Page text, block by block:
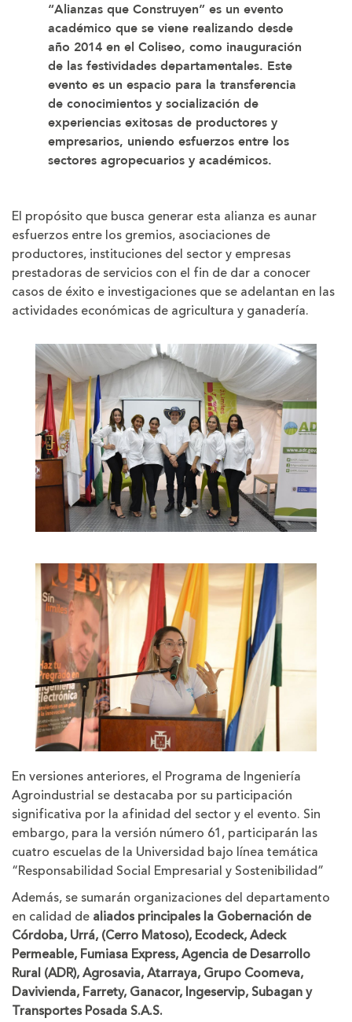
“Alianzas que Construyen” es un evento
académico que se viene realizando desde
año 2014 en el Coliseo, como inauguración
de las festividades departamentales. Este
evento es un espacio para la transferencia
de conocimientos y socialización de
experiencias exitosas de productores y
empresarios, uniendo esfuerzos entre los
sectores agropecuarios y académicos.
El propósito que busca generar esta alianza es aunar
esfuerzos entre los gremios, asociaciones de
productores, instituciones del sector y empresas
prestadoras de servicios con el fin de dar a conocer
casos de éxito e investigaciones que se adelantan en las
actividades económicas de agricultura y ganadería.
En versiones anteriores, el Programa de Ingeniería
Agroindustrial se destacaba por su participación
significativa por la afinidad del sector y el evento. Sin
embargo, para la versión número 61, participarán las
cuatro escuelas de la Universidad bajo línea temática
“Responsabilidad Social Empresarial y Sostenibilidad”
Además, se sumarán organizaciones del departamento
en calidad de aliados principales la Gobernación de
Córdoba, Urrá, (Cerro Matoso), Ecodeck, Adeck
Permeable, Fumiasa Express, Agencia de Desarrollo
Rural (ADR), Agrosavia, Atarraya, Grupo Coomeva,
Davivienda, Farrety, Ganacor, Ingeservip, Subagan y
Transportes Posada S.A.S.